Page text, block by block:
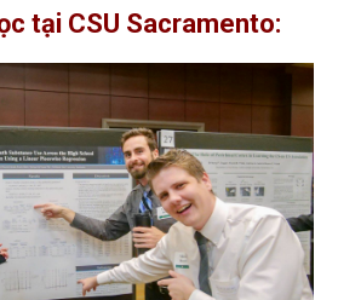
tại CSU Sacramento: